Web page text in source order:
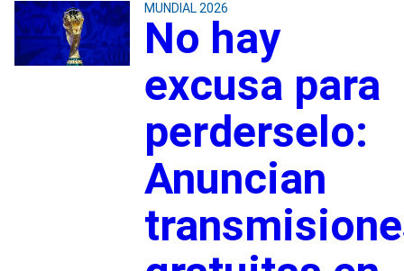
MUNDIAL 2026
No hay
excusa para
perderselo:
Anuncian